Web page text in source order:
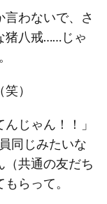
わないで、さ
猪八戒……じゃ
）
じゃん！！」
同じみたいな
（共通の友だち
らって。